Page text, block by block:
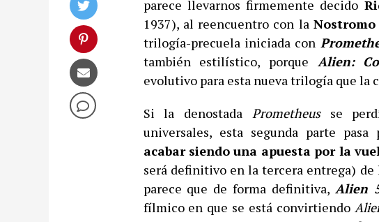
parece llevarnos firmemente decido
1937), al reencuentro con la Nostromo
trilogía-precuela iniciada con
también estilístico, porque Alien:
evolutivo para esta nueva trilogía que la
Si la denostada Prometheusse
universales, esta segunda parte
acabar siendo una apuesta por la
será definitivo en la tercera entrega) de
parece que de forma definitiva,Alien
fílmico en que se está convirtiendo